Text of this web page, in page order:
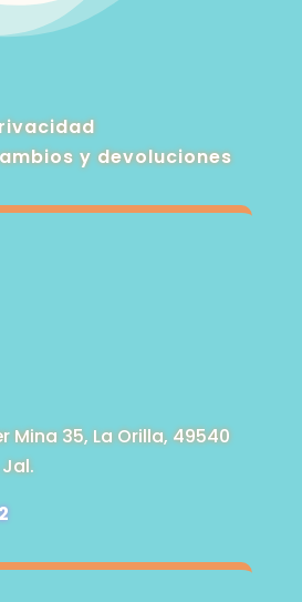
y devoluciones
Mina 35, La Orilla, 49540